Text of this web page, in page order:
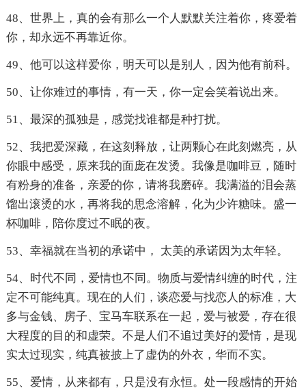
48、世界上，真的会有那么一个人默默关注着你，疼爱着
你，却永远不再靠近你。
49、他可以这样爱你，明天可以是别人，因为他有前科。
50、让你难过的事情，有一天，你一定会笑着说出来。
51、最深的孤独是，感觉找谁都是种打扰。
52、我把爱深藏，在这刻释放，让两颗心在此刻燃亮，从
你眼中感受，原来我的面庞在发烫。我像是咖啡豆，随时
有粉身的准备，亲爱的你，请将我磨碎。我满溢的泪会蒸
馏出滚烫的水，再将我的思念溶解，化为少许糖味。盛一
杯咖啡，陪你度过不眠的夜。
53、幸福就在当初的承诺中， 太美的承诺因为太年轻。
54、时代不同，爱情也不同。物质与爱情纠缠的时代，注
定不可能纯真。现在的人们，谈恋爱与找恋人的标准，大
多与金钱、房子、宝马车联系在一起，爱与被爱，存在很
大程度的目的和虚荣。不是人们不追过美好的爱情，是现
实太过现实，纯真被披上了虚伪的外衣，华而不实。
55、爱情，从来都有，只是没有永恒。处一段感情的开始